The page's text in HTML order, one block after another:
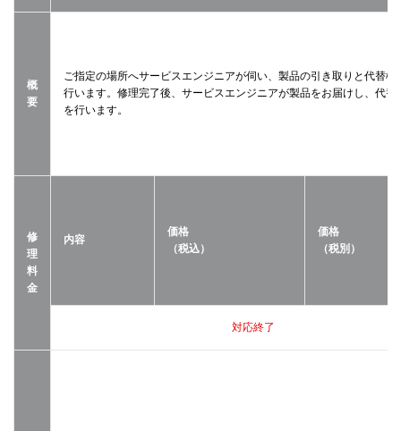
概
要
ご指定の場所へサービスエンジニアが伺い、製品の引き取りと代替機
行います。修理完了後、サービスエンジニアが製品をお届けし、代替
を行います。
修
理
料
金
内容
価格
（税込）
価格
（税別）
対応終了